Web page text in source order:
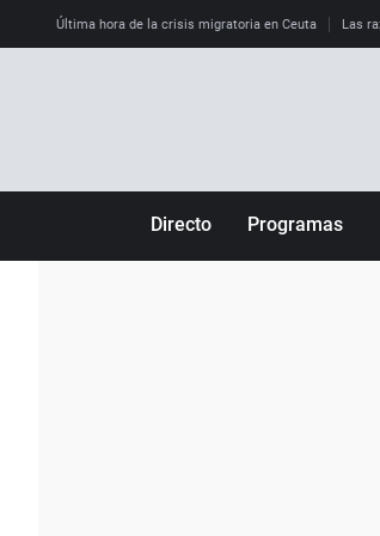
Última hora de la crisis migratoria en Ceuta Las
Directo Programas